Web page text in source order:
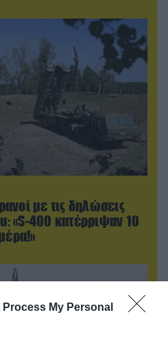
Process My Personal
με τις δηλώσεις
«S-400 κατέρριψαν 10